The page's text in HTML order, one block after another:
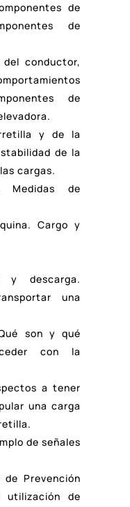
de
de
conductor,
de
y de la
de la
cargas.
Medidas de
Cargo y
y descarga.
una
son y qué
con la
a tener
una carga
de señales
Prevención
utilización de